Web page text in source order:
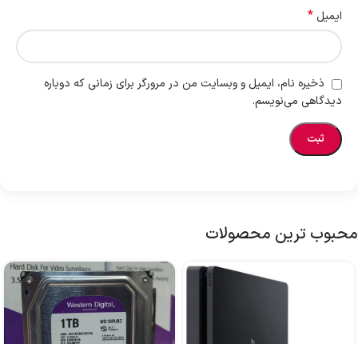
ایمیل *
ذخیره نام، ایمیل و وبسایت من در مرورگر برای زمانی که دوباره
دیدگاهی می‌نویسم.
محبوب ترین محصولات